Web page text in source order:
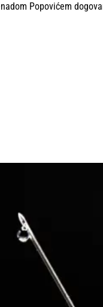
Popovićem